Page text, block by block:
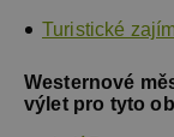
Turistické
Westernové
výlet pro tyto